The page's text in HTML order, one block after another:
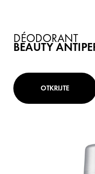
DÉODORANT
BEAUTY
OTKRIJTE